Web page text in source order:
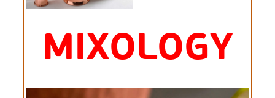
MIXOLOGY